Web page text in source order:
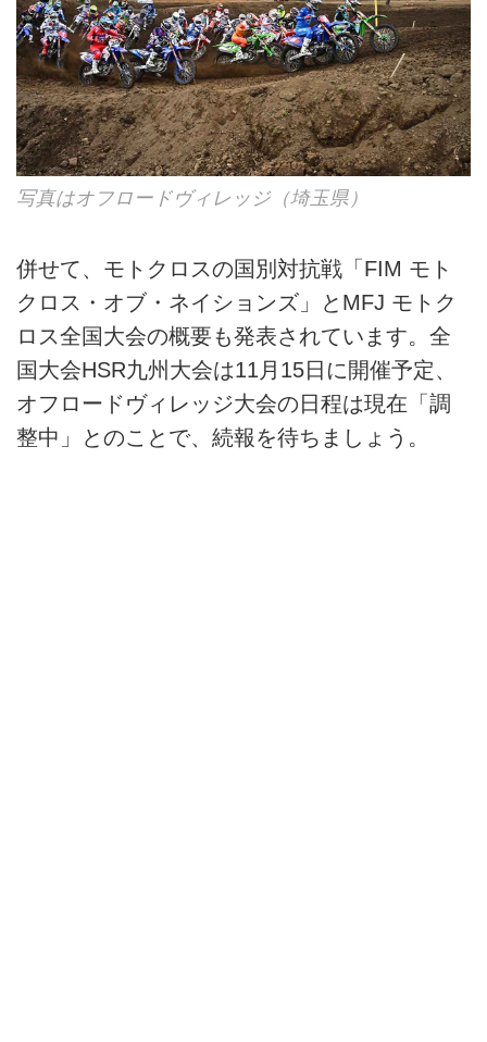
写真はオフロードヴィレッジ（埼玉県）
併せて、モトクロスの国別対抗戦「FIM モト
クロス・オブ・ネイションズ」とMFJ モトク
ロス全国大会の概要も発表されています。全
国大会HSR九州大会は11月15日に開催予定、
オフロードヴィレッジ大会の日程は現在「調
整中」とのことで、続報を待ちましょう。